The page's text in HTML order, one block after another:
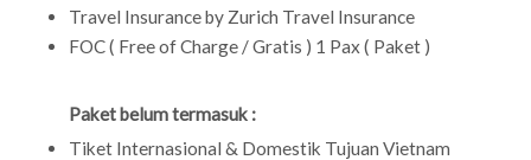
Travel Insurance by Zurich Travel Insurance
FOC ( Free of Charge / Gratis ) 1 Pax ( Paket )
Paket belum termasuk :
Tiket Internasional & Domestik Tujuan Vietnam